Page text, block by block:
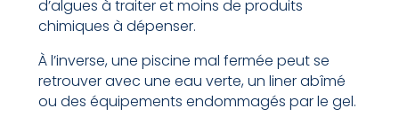
d’algues à traiter et moins de produits
chimiques à dépenser.
À l’inverse, une piscine mal fermée peut se
retrouver avec une eau verte, un liner abîmé
ou des équipements endommagés par le gel.